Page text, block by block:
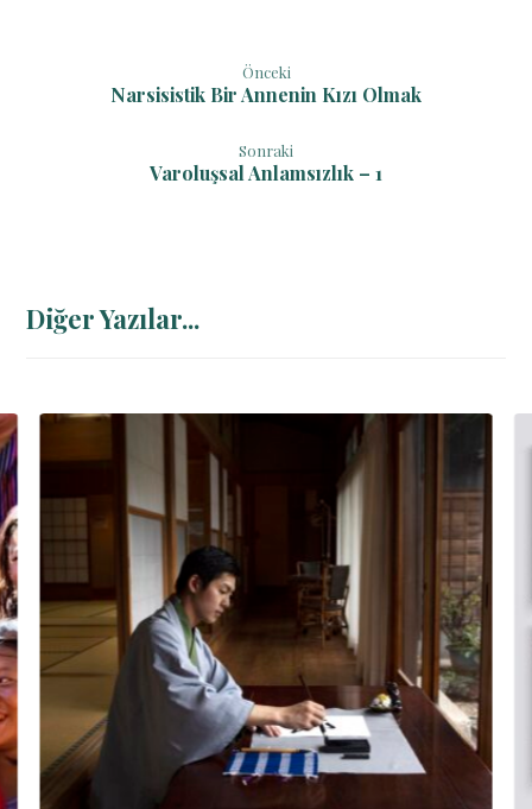
Önceki
Narsisistik Bir Annenin Kızı Olmak
Sonraki
Varoluşsal Anlamsızlık – 1
Diğer Yazılar...